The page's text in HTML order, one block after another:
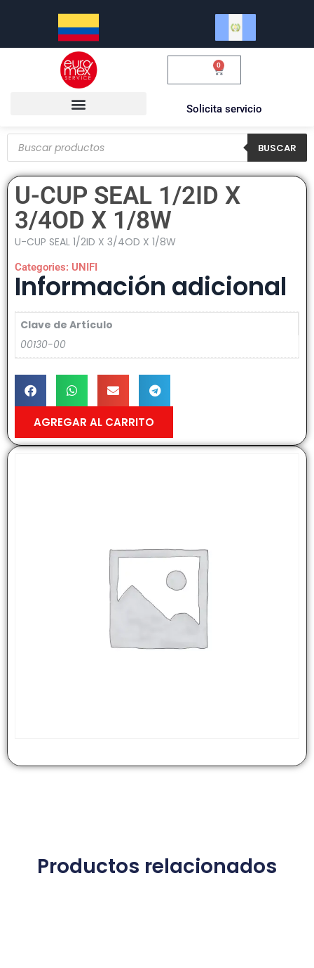
0
Solicita servicio
BUSCAR
U-CUP SEAL 1/2ID X
3/4OD X 1/8W
U-CUP SEAL 1/2ID X 3/4OD X 1/8W
Categories: UNIFI
Información adicional
Clave de Artículo
00130-00
AGREGAR AL CARRITO
Productos relacionados